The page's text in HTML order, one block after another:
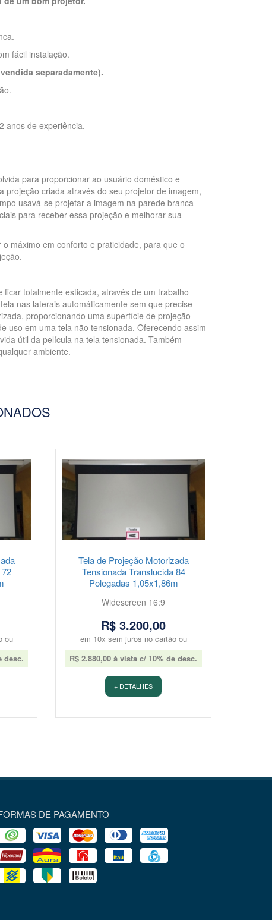
fácil instalação.
separadamente).
anos de experiência.
para proporcionar ao usuário doméstico e
criada através do seu projetor de imagem,
usavá-se projetar a imagem na parede branca
para receber essa projeção e melhorar sua
máximo em conforto e praticidade, para que o
totalmente esticada, através de um trabalho
nas laterais automáticamente sem que precise
proporcionando uma superfície de projeção
uso em uma tela não tensionada. Oferecendo assim
útil da película na tela tensionada. Também
ambiente.
ou
desc.
Tela de Projeção Motorizada
Tensionada Translucida 84
Polegadas 1,05x1,86m
Widescreen 16:9
R$ 3.200,00
em 10x sem juros no cartão ou
R$ 2.880,00 à vista c/ 10% de desc.
+ DETALHES
DE PAGAMENTO